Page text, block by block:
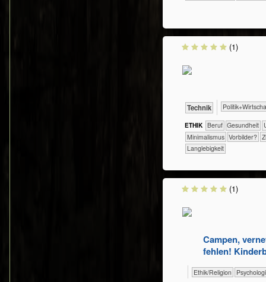
​Technik
ETHIK ​​​​​​​​​​​​​​​Beruf ​​​​​​Gesundheit
​​Minimalismus ​​Vorbilder?
Langlebigkeit
(1)
Campen,
fehlen!
​​​​​​​​​​Ethik/​Religion
(1)